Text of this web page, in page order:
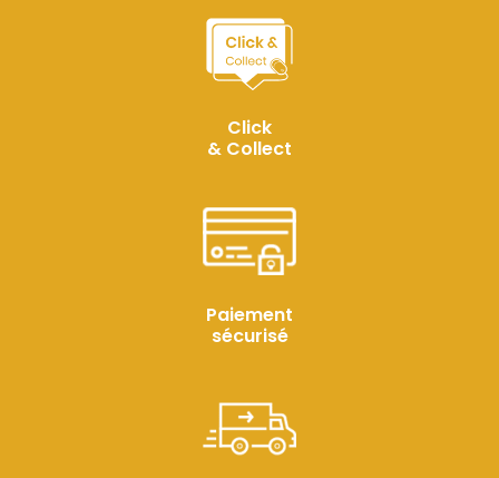
Click
& Collect
Paiement
sécurisé